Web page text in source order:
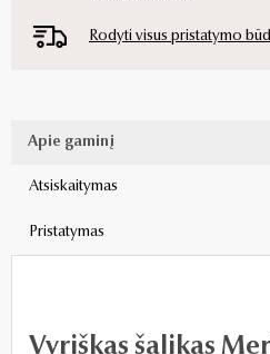
Rodyti visus pristatymo
Apie gaminį
Atsiskaitymas
Pristatymas
Vyriškas šalikas